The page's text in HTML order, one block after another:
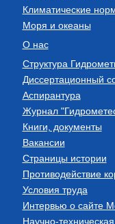
Климатические
Моря и океаны
О нас
Структура
Диссертационный
Аспирантура
Журнал
Книги, документы
Вакансии
Страницы истории
Противодействие
Условия труда
Интервью о сайте
Научно-